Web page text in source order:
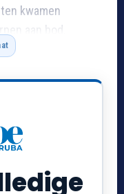
kwamen
aan bod.